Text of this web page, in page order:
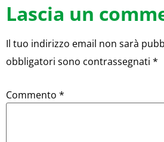
Lascia un
Il tuo indirizzo email non sarà
obbligatori sono contrassegnati *
Commento *